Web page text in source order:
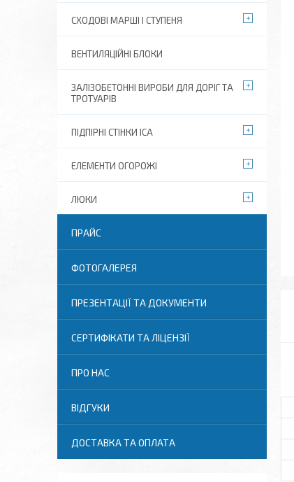
СХОДОВІ МАРШІ І СТУПЕНЯ
ВЕНТИЛЯЦІЙНІ БЛОКИ
ЗАЛІЗОБЕТОННІ ВИРОБИ ДЛЯ ДОРІГ ТА
ТРОТУАРІВ
ПІДПІРНІ СТІНКИ ІСА
ЕЛЕМЕНТИ ОГОРОЖІ
ЛЮКИ
ПРАЙС
ФОТОГАЛЕРЕЯ
ПРЕЗЕНТАЦІЇ ТА ДОКУМЕНТИ
СЕРТИФІКАТИ ТА ЛІЦЕНЗІЇ
ПРО НАС
ВІДГУКИ
ДОСТАВКА ТА ОПЛАТА